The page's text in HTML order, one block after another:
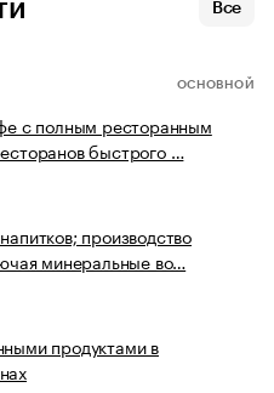
Все
ОСНОВНОЙ
с полным ресторанным
быстрого …
производство
минеральные во…
продуктами в